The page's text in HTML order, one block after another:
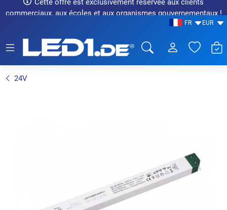
Cette offre est exclusivement réservée aux clients
commerciaux, aux écoles et aux organismes gouvernementaux !
FR EUR
24V